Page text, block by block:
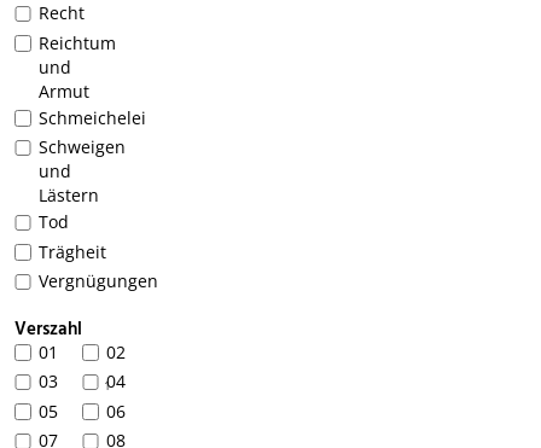
Recht
Reichtum
und
Armut
Schmeichelei
Schweigen
und
Lästern
Tod
Trägheit
Vergnügungen
Verszahl
01
02
03
104
05
06
07
08